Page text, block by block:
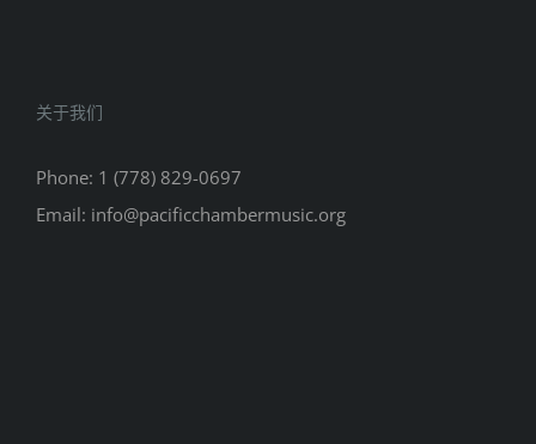
关于我们
Phone: 1 (778) 829-0697
Email: info@pacificchambermusic.org